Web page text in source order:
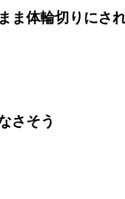
ま体輪切りにさ
さそう